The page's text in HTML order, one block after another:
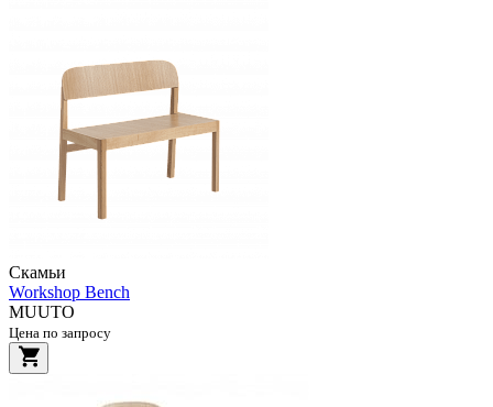
Скамьи
Workshop Bench
MUUTO
Цена по запросу